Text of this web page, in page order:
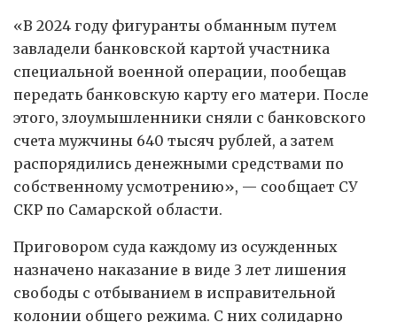
«В 2024 году фигуранты обманным путем
завладели банковской картой участника
специальной военной операции, пообещав
передать банковскую карту его матери. После
этого, злоумышленники сняли с банковского
счета мужчины 640 тысяч рублей, а затем
распорядились денежными средствами по
собственному усмотрению», — сообщает СУ
СКР по Самарской области.
Приговором суда каждому из осужденных
назначено наказание в виде 3 лет лишения
свободы с отбыванием в исправительной
колонии общего режима. С них солидарно